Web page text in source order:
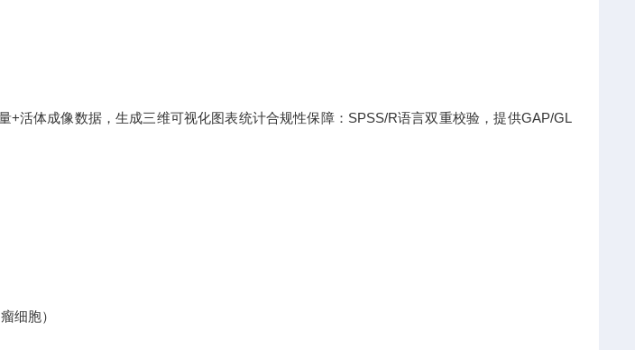
+活体成像数据，生成三维可视化图表统计合规性保障：SPSS/R语言双重校验，提供GAP/GL
细胞）